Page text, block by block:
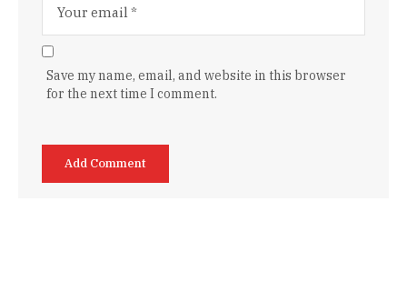
Save my name, email, and website in this browser
for the next time I comment.